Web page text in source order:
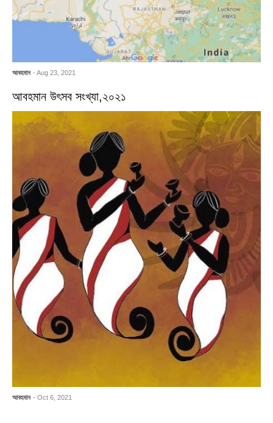
আবহমান - Aug 23, 2021
আবহমান উৎসব সংখ্যা,২০২১
আবহমান - Oct 6, 2021